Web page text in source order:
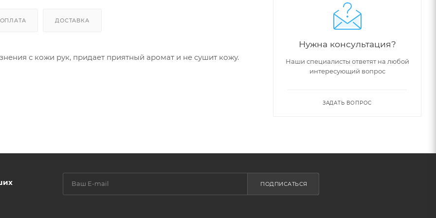
ОПЛАТА ДОСТАВКА
с кожи рук, придает приятный аромат и не сушит кожу.
Нужна консультация?
Наши специалисты ответят на любой
интересующий вопрос
ЗАДАТЬ ВОПРОС
ПОДПИСАТЬСЯ